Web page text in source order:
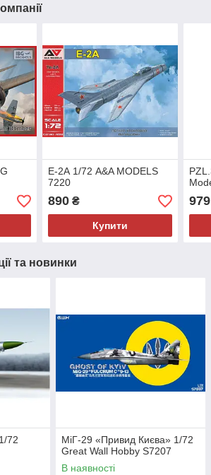
Е-2А 1/72 A&A MODELS
7220
890₴
Купити
979
та новинки
72
МіГ-29 «Привид Києва» 1/72
Great Wall Hobby S7207
В наявності